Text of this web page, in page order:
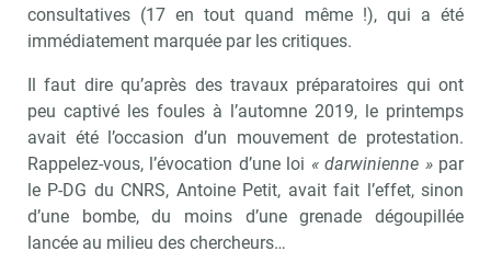
consultatives (17 en tout quand même !), qui a été
immédiatement marquée par les critiques.
Il faut dire qu’après des travaux préparatoires qui ont
peu captivé les foules à l’automne 2019, le printemps
avait été l’occasion d’un mouvement de protestation.
Rappelez-vous, l’évocation d’une loi « darwinienne »par
le P-DG du CNRS, Antoine Petit, avait fait l’effet, sinon
d’une bombe, du moins d’une grenade dégoupillée
lancée au milieu des chercheurs…